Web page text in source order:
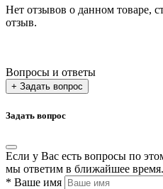
Нет отзывов о данном товаре,
отзыв.
Вопросы и ответы
+ Задать вопрос
Задать вопрос
Если у Вас есть вопросы по
мы ответим в ближайшее время.
* Ваше имя